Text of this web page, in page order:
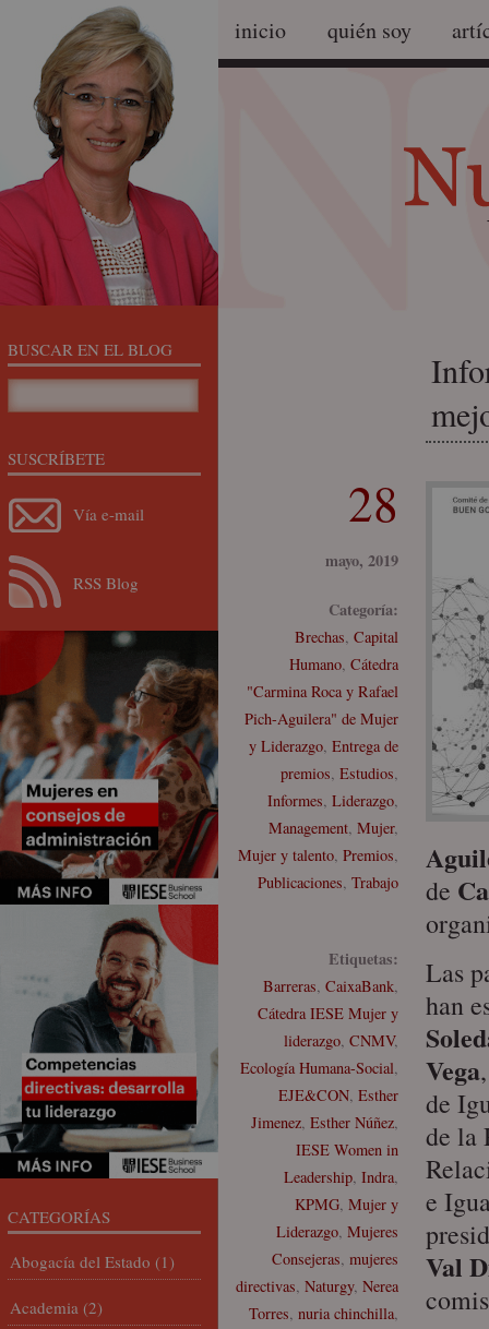
inicio quién soy
28
mayo, 2019
Categoría:
Brechas, Capital
Humano, Cátedra
"Carmina Roca y Rafael
Pich-Aguilera" de Mujer
y Liderazgo, Entrega de
premios, Estudios,
Informes, Liderazgo,
Management, Mujer,
Mujer y talento, Premios,
Publicaciones, Trabajo
Etiquetas:
Barreras, CaixaBank,
Cátedra IESE Mujer y
liderazgo, CNMV,
Ecología Humana-Social,
EJE&CON, Esther
Jimenez, Esther Núñez,
IESE Women in
Leadership, Indra,
KPMG, Mujer y
Liderazgo, Mujeres
Consejeras, mujeres
directivas, Naturgy, Nerea
Torres, nuria chinchilla,
de
Las
han
Vega
de
de la
e
Val
BUSCAR EN EL BLOG
SUSCRÍBETE
Vía e-mail
RSS Blog
CATEGORÍAS
Abogacía del Estado (1)
Academia (2)